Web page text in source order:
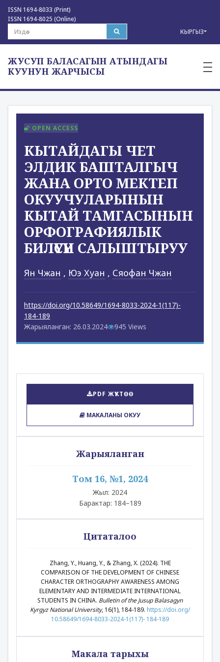
ISSN 1694-8033 (Print)
ISSN 1694-8025 (Online)
КЫРГЫЗ
ЖУСУП БАЛАСАГЫН АТЫНДАГЫ
КУУНУН ЖАРЧЫСЫ
—
—
—
OPEN ACCESS
КЫТАЙДАГЫ ЧЕТ
ЭЛДИК БАШТАЛГЫЧ
ЖАНА ОРТО МЕКТЕП
ОКУУЧУЛАРЫНЫН
КЫТАЙ ТАМГАСЫНЫН
ОРФОГРАФИЯЛЫК
БИЛҮҮСҮН САЛЫШТЫРУУ
Ян Чжан , Юэ Хуан , Сяофан Чжан
https://doi.org/10.58649/1694-8033-2024-1(117)-
184-189
Жарыяланган: 26.03.2024
945 Views
PDF ЖҮКТӨӨ
МАКАЛАНЫ ОКУУ
Жарыяланган
Том 16, №1, 2024
Жыл: 2024
Барактар: 184–189
Цитаталоо
Zhang, Y., Huang, Y., & Zhang, X. (2024). THE
COMPARISON OF THE DEVELOPMENT OF CHINESE
CHARACTER ORTHOGRAPHY AWARENESS AMONG
ELEMENTARY AND INTERMEDIATE INTERNATIONAL
STUDENTS IN CHINA. Bulletin of the Jusup Balasagyn
Kyrgyz National University, 16(1), 184-189. https://doi.org/
10.58649/1694-8033-2024-1(117)- 184-189
Макала тарыхы